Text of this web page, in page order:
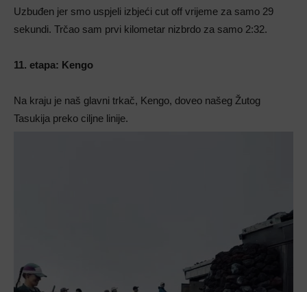
Uzbuđen jer smo uspjeli izbjeći cut off vrijeme za samo 29
sekundi. Trčao sam prvi kilometar nizbrdo za samo 2:32.
11. etapa: Kengo
Na kraju je naš glavni trkač, Kengo, doveo našeg Žutog
Tasukija preko ciljne linije.